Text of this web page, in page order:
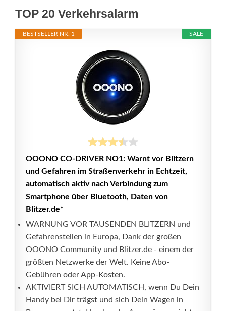
TOP 20 Verkehrsalarm
SALE
BESTSELLER NR. 1
OOONO CO-DRIVER NO1: Warnt vor Blitzern
und Gefahren im Straßenverkehr in Echtzeit,
automatisch aktiv nach Verbindung zum
Smartphone über Bluetooth, Daten von
Blitzer.de*
WARNUNG VOR TAUSENDEN BLITZERN und
Gefahrenstellen in Europa, Dank der großen
OOONO Community und Blitzer.de - einem der
größten Netzwerke der Welt. Keine Abo-
Gebühren oder App-Kosten.
AKTIVIERT SICH AUTOMATISCH, wenn Du Dein
Handy bei Dir trägst und sich Dein Wagen in